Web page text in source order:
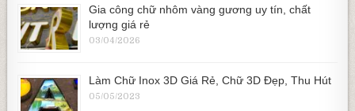
Gia công chữ nhôm vàng gương uy tín, chất
lượng giá rẻ
03/04/2026
Làm Chữ Inox 3D Giá Rẻ, Chữ 3D Đẹp, Thu Hút
05/05/2023